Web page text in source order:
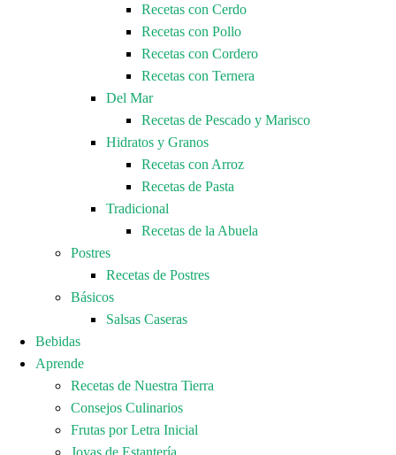
Recetas con Cerdo
Recetas con Pollo
Recetas con Cordero
Recetas con Ternera
Del Mar
Recetas de Pescado y Marisco
Hidratos y Granos
Recetas con Arroz
Recetas de Pasta
Tradicional
Recetas de la Abuela
Postres
Recetas de Postres
Básicos
Salsas Caseras
Bebidas
Aprende
Recetas de Nuestra Tierra
Consejos Culinarios
Frutas por Letra Inicial